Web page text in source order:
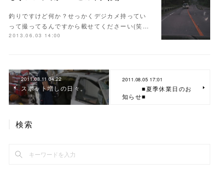
釣りですけど何か？せっかくデジカメ持ってい
って撮ってるんですから載せてくださーい(笑…
2013.06.03 14:00
2011.08.11 04:22
スポット増しの日々。
2011.08.05 17:01
■夏季休業日のお
知らせ■
検索